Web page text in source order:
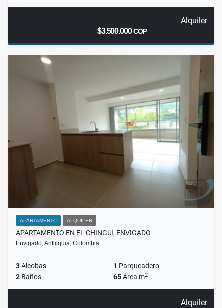
Alquiler
$3.500.000COP
APARTAMENTO ALQUILER
APARTAMENTO EN EL CHINGUI, ENVIGADO
Envigado, Antioquia, Colombia
3Alcobas 1 Parqueadero
2 Baños 65Área m2
Alquiler